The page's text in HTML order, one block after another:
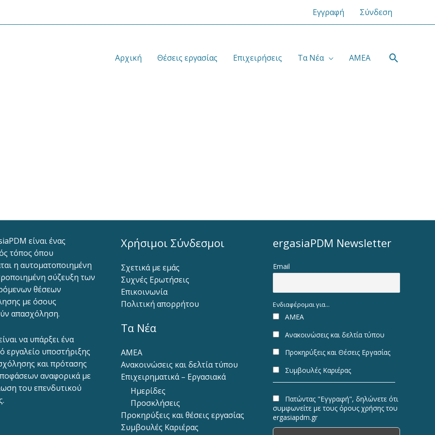
Εγγραφή Σύνδεση
Αρχική Θέσεις εργασίας Επιχειρήσεις Τα Νέα ΑΜΕΑ
είναι ένας
τόπος όπου
η αυτοματοποιημένη
σύζευξη των
θέσεων
με όσους
απασχόληση.
να υπάρξει ένα
εργαλείο υποστήριξης
και πρότασης
αναφορικά με
του επενδυτικού
Χρήσιμοι Σύνδεσμοι
Σχετικά με εμάς
Συχνές Ερωτήσεις
Επικοινωνία
Πολιτική απορρήτου
Τα Νέα
ΑΜΕΑ
Ανακοινώσεις και δελτία τύπου
Επιχειρηματικά – Εργασιακά
Ημερίδες
Προσκλήσεις
Προκηρύξεις και θέσεις εργασίας
Συμβουλές Καριέρας
ergasiaPDM Newsletter
Email
Ενδιαφέρομαι για...
ΑΜΕΑ
Ανακοινώσεις και δελτία τύπου
Προκηρύξεις και Θέσεις Εργασίας
Συμβουλές Καριέρας
Πατώντας "Εγγραφή", δηλώνετε ότι
συμφωνείτε με τους όρους χρήσης του
ergasiapdm.gr